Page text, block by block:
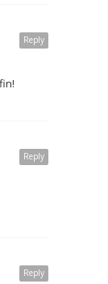
Reply
Reply
Reply